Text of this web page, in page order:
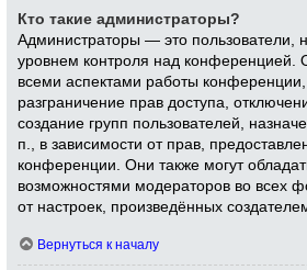
Кто такие администраторы?
Администраторы — это пользователи,
уровнем контроля над конференцией.
всеми аспектами работы
разграничение прав доступа,
создание групп пользователей,
п., в зависимости от прав,
конференции. Они также могут
возможностями модераторов во всех
от настроек, произведённых
Вернуться к началу